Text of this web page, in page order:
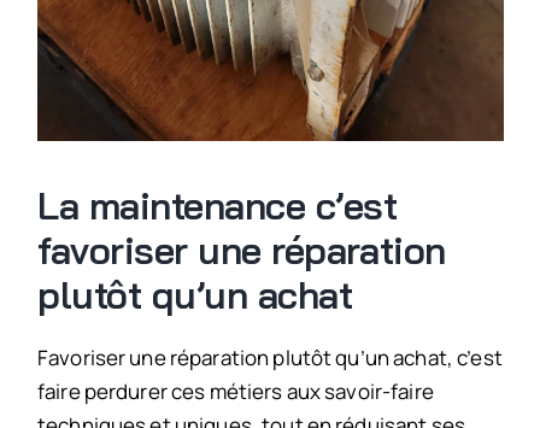
La maintenance c’est
favoriser une réparation
plutôt qu’un achat
Favoriser une réparation plutôt qu’un achat, c’est
faire perdurer ces métiers aux savoir-faire